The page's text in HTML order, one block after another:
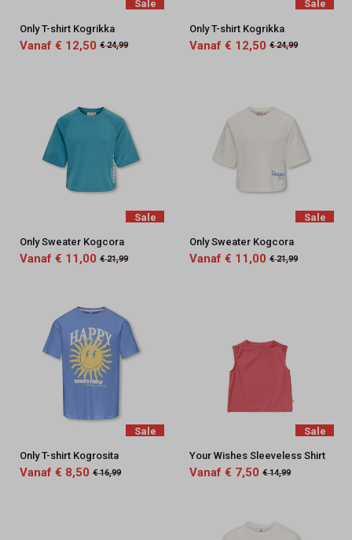
Sale
Only T-shirt Kogrikka
Vanaf € 12,50 € 24,99
Sale
Only T-shirt Kogrikka
Vanaf € 12,50 € 24,99
Sale
Only Sweater Kogcora
Vanaf € 11,00 € 21,99
Sale
Only Sweater Kogcora
Vanaf € 11,00 € 21,99
Sale
Only T-shirt Kogrosita
Vanaf € 8,50 € 16,99
Sale
Your Wishes Sleeveless Shirt
Vanaf € 7,50 € 14,99